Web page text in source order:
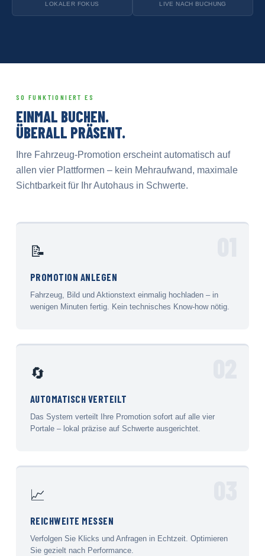
LOKALER FOKUS LIVE NACH BUCHUNG
SO FUNKTIONIERT ES
EINMAL BUCHEN.
ÜBERALL PRÄSENT.
Ihre Fahrzeug-Promotion erscheint automatisch auf
allen vier Plattformen – kein Mehraufwand, maximale
Sichtbarkeit für Ihr Autohaus in Schwerte.
📝
PROMOTION ANLEGEN
Fahrzeug, Bild und Aktionstext einmalig hochladen – in
wenigen Minuten fertig. Kein technisches Know-how nötig.
🔄
AUTOMATISCH VERTEILT
Das System verteilt Ihre Promotion sofort auf alle vier
Portale – lokal präzise auf Schwerte ausgerichtet.
📈
REICHWEITE MESSEN
Verfolgen Sie Klicks und Anfragen in Echtzeit. Optimieren
Sie gezielt nach Performance.